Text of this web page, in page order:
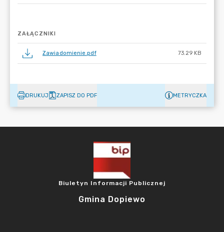
ZAŁĄCZNIKI
Zawiadomienie.pdf 73.29 KB
DRUKUJ ZAPISZ DO PDF METRYCZKA
Biuletyn Informacji Publicznej
Gmina Dopiewo